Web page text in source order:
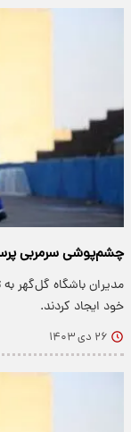
چشم‌پوشی سرمربی
مدیران باشگاه گل‌گهر به
خود ایجاد کردند.
۲۶ دی ۱۴۰۳